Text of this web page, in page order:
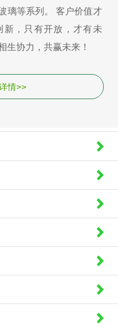
璃等系列。 客户价值才
新，只有开放，才有未
生协力，共赢未来！
情>>